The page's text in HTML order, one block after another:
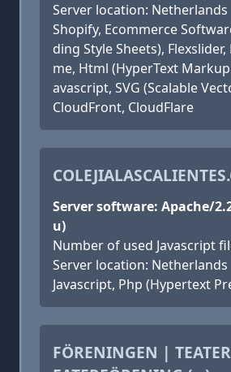
Server location: Netherlands
Shopify, Ecommerce
ding Style Sheets),
me, Html (HyperText Markup
avascript, SVG (Scalable
CloudFront, CloudFlare
Server software: Apache/
u)
Number of used Javascript
Server location: Netherlands
Javascript, Php (Hypertext
FÖRENINGEN |